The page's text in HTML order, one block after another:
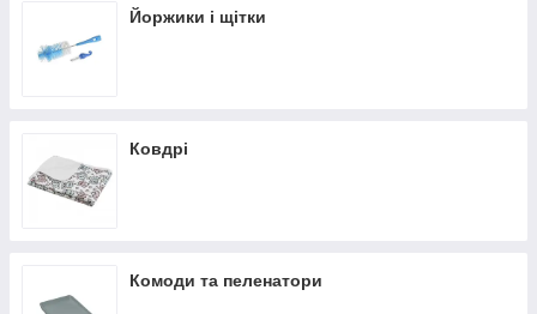
Йоржики і щітки
Ковдрі
Комоди та пеленатори